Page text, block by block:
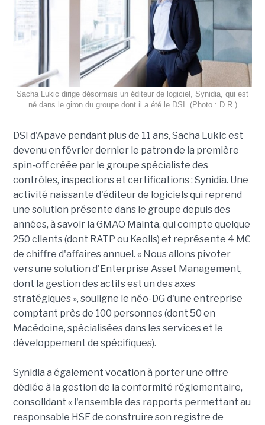
Sacha Lukic dirige désormais un éditeur de logiciel, Synidia, qui est
né dans le giron du groupe dont il a été le DSI. (Photo : D.R.)
DSI d'Apave pendant plus de 11 ans, Sacha Lukic est
devenu en février dernier le patron de la première
spin-off créée par le groupe spécialiste des
contrôles, inspections et certifications : Synidia. Une
activité naissante d'éditeur de logiciels qui reprend
une solution présente dans le groupe depuis des
années, à savoir la GMAO Mainta, qui compte quelque
250 clients (dont RATP ou Keolis) et représente 4 M€
de chiffre d'affaires annuel. « Nous allons pivoter
vers une solution d'Enterprise Asset Management,
dont la gestion des actifs est un des axes
stratégiques », souligne le néo-DG d'une entreprise
comptant près de 100 personnes (dont 50 en
Macédoine, spécialisées dans les services et le
développement de spécifiques).
Synidia a également vocation à porter une offre
dédiée à la gestion de la conformité réglementaire,
consolidant « l'ensemble des rapports permettant au
responsable HSE de construire son registre de